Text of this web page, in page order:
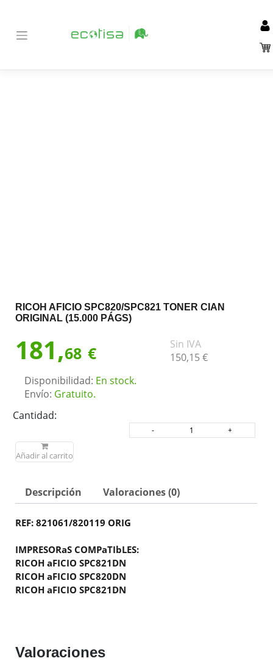
RICOH AFICIO SPC820/SPC821 TONER CIAN
ORIGINAL (15.000 PÁGS)
181,68 €
Sin IVA
150,15€
Disponibilidad: En stock.
Envío: Gratuito.
Cantidad:
Añadir al carrito
Descripción Valoraciones (0)
REF: 821061/820119 ORIG
IMPRESORaS COMPaTIbLES:
RICOH aFICIO SPC821DN
RICOH aFICIO SPC820DN
RICOH aFICIO SPC821DN
Valoraciones